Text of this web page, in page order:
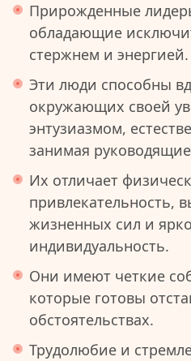
Прирожденные
обладающие
стержнем и энергией.
Эти люди способны
окружающих своей
энтузиазмом,
занимая
Их отличает
привлекательность,
жизненных сил и
индивидуальность.
Они имеют четкие
которые готовы
обстоятельствах.
Трудолюбие и